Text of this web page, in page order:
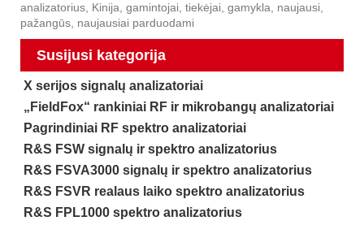
analizatorius, Kinija, gamintojai, tiekėjai, gamykla, naujausi,
pažangūs, naujausiai parduodami
Susijusi kategorija
X serijos signalų analizatoriai
„FieldFox“ rankiniai RF ir mikrobangų analizatoriai
Pagrindiniai RF spektro analizatoriai
R&S FSW signalų ir spektro analizatorius
R&S FSVA3000 signalų ir spektro analizatorius
R&S FSVR realaus laiko spektro analizatorius
R&S FPL1000 spektro analizatorius